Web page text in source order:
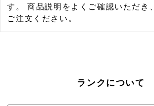
す。 商品説明をよくご確認いただき
ご注文ください。
ランクについて